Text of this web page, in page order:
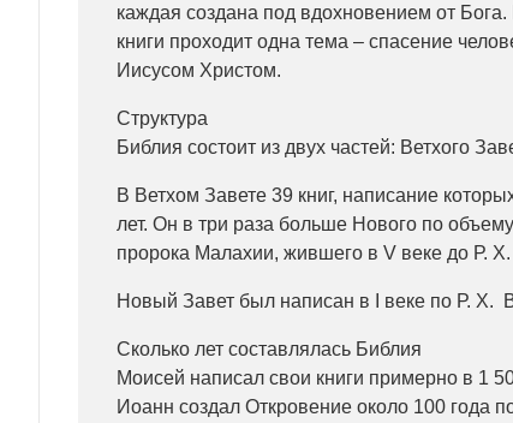
каждая создана под вдохновением от Бога.
книги проходит одна тема – спасение
Иисусом Христом.
Структура
Библия состоит из двух частей: Ветхого
В Ветхом Завете 39 книг, написание
лет. Он в три раза больше Нового по
пророка Малахии, жившего в V веке до Р. Х.
Новый Завет был написан в I веке по Р. Х.
Сколько лет составлялась Библия
Моисей написал свои книги примерно в 1
Иоанн создал Откровение около 100 года